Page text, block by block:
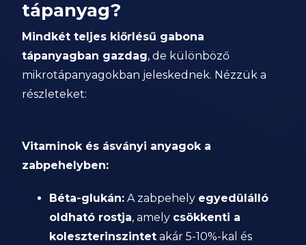
tápanyag?
Mindkét teljes kiőrlésű gabona
tápanyagban gazdag, de különböző
mikrotápanyagokban jeleskednek. Nézzük a
részleteket:
Vitaminok és ásványi anyagok a
zabpehelyben:
Béta-glukán: A zabpehely egyedülálló
oldható rostja, amely csökkenti a
koleszterinszintet akár 5-10%-kal és